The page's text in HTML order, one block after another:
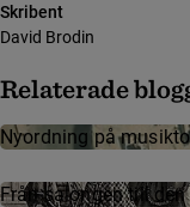
Skribent
David Brodin
Relaterade
Nyordning på
Från salongen till